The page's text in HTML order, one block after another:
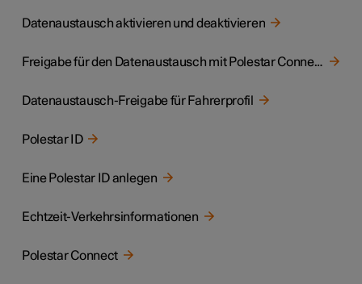
Datenaustausch aktivieren und deaktivieren
Freigabe für den Datenaustausch mit Polestar Connect
Datenaustausch-Freigabe für Fahrerprofil
Polestar ID
Eine Polestar ID anlegen
Echtzeit-Verkehrsinformationen
Polestar Connect